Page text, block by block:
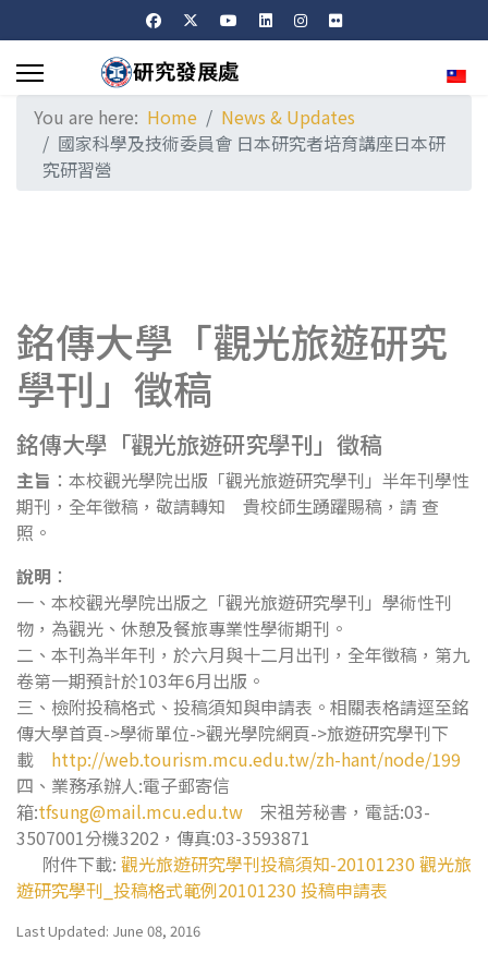
You are here: Home
News & Updates
國家科學及技術委員會 日本研究者培育講座日本研
究研習營
銘傳大學「觀光旅遊研究
學刊」徵稿
銘傳大學「觀光旅遊研究學刊」徵稿
主旨 ：本校觀光學院出版「觀光旅遊研究學刊」半年刊學性
期刊，全年徵稿，敬請轉知 貴校師生踴躍賜稿，請 查
照。
說明 ：
一、本校觀光學院出版之「觀光旅遊研究學刊」學術性刊
物，為觀光、休憩及餐旅專業性學術期刊。
二、本刊為半年刊，於六月與十二月出刊，全年徵稿，第九
卷第一期預計於103年6月出版。
三、檢附投稿格式、投稿須知與申請表。相關表格請逕至銘
傳大學首頁->學術單位->觀光學院網頁->旅遊研究學刊下
載 http://web.tourism.mcu.edu.tw/zh-hant/node/199
四、業務承辦人:電子郵寄信
箱:tfsung@mail.mcu.edu.tw 宋祖芳秘書，電話:03-
3507001分機3202，傳真:03-3593871
附件下載: 觀光旅遊研究學刊投稿須知-20101230 觀光旅
遊研究學刊_投稿格式範例20101230 投稿申請表
Last Updated: June 08, 2016